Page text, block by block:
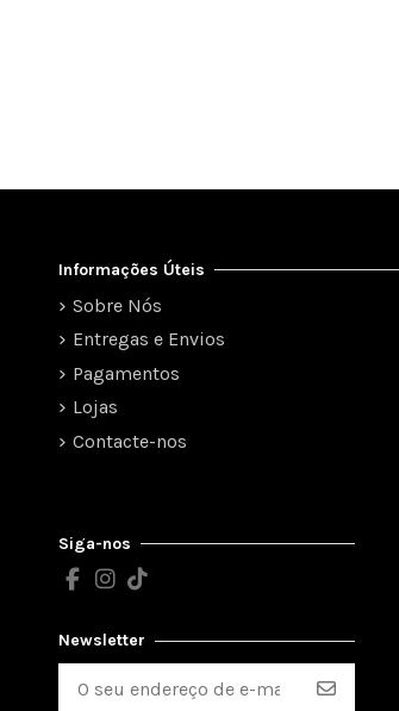
Informações Úteis
Sobre Nós
Entregas e Envios
Pagamentos
Lojas
Contacte-nos
Siga-nos
Newsletter